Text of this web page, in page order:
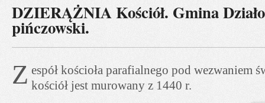
DZIERĄŻNIA Kościół. Gmina
pińczowski.
Z espół kościoła parafialnego pod wezwaniem
kościół jest murowany z 1440 r.